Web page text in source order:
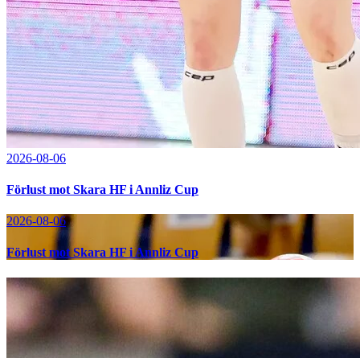
2026-08-06
Förlust mot Skara HF i Annliz Cup
2026-08-06
Förlust mot Skara HF i Annliz Cup